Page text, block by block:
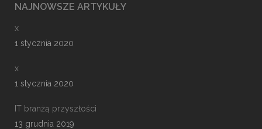
NAJNOWSZE ARTYKUŁY
x
1 stycznia 2020
x
1 stycznia 2020
IT branżą przyszłości
13 grudnia 2019